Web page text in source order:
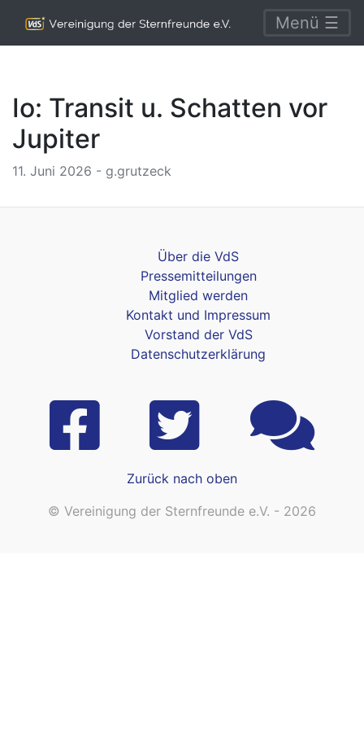
Menü ☰
Io: Transit u. Schatten vor
Jupiter
11. Juni 2026 - g.grutzeck
Über die VdS
Pressemitteilungen
Mitglied werden
Kontakt und Impressum
Vorstand der VdS
Datenschutzerklärung
Zurück nach oben
© Vereinigung der Sternfreunde e.V. - 2026